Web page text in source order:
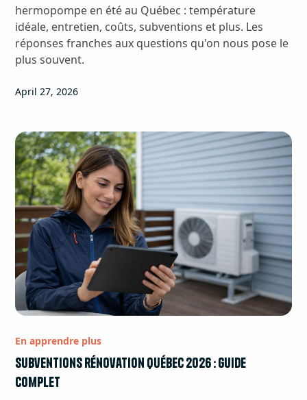
hermopompe en été au Québec : température
idéale, entretien, coûts, subventions et plus. Les
réponses franches aux questions qu'on nous pose le
plus souvent.
April 27, 2026
En apprendre plus
Subventions rénovation Québec 2026 : guide
complet